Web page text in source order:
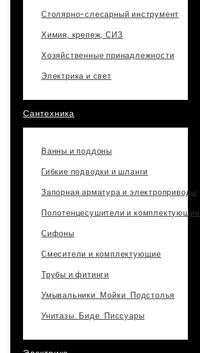
Столярно-слесарный инструмент
Химия, крепеж, СИЗ
Хозяйственные принадлежности
Электрика и свет
Сантехника
Ванны и поддоны
Гибкие подводки и шланги
Запорная арматура и электроприводы
Полотенцесушители и комплектующие
Сифоны
Смесители и комплектующие
Трубы и фитинги
Умывальники. Мойки. Подстолья
Унитазы. Биде. Писсуары